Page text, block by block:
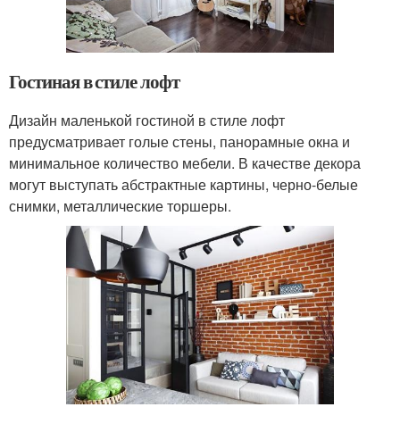
Гостиная в стиле лофт
Дизайн маленькой гостиной в стиле лофт
предусматривает голые стены, панорамные окна и
минимальное количество мебели. В качестве декора
могут выступать абстрактные картины, черно-белые
снимки, металлические торшеры.